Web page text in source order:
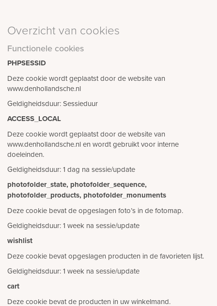
Overzicht van cookies
Functionele cookies
PHPSESSID
Deze cookie wordt geplaatst door de website van
www.denhollandsche.nl
Geldigheidsduur: Sessieduur
ACCESS_LOCAL
Deze cookie wordt geplaatst door de website van
www.denhollandsche.nl en wordt gebruikt voor interne
doeleinden.
Geldigheidsduur: 1 dag na sessie/update
photofolder_state, photofolder_sequence,
photofolder_products, photofolder_monuments
Deze cookie bevat de opgeslagen foto’s in de fotomap.
Geldigheidsduur: 1 week na sessie/update
wishlist
Deze cookie bevat opgeslagen producten in de favorieten lijst.
Geldigheidsduur: 1 week na sessie/update
cart
Deze cookie bevat de producten in uw winkelmand.